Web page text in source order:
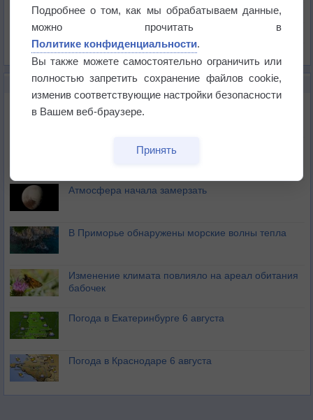
Осадки
Облачность
Список всех карт
НОВОЕ О ПОГОДЕ
Космическая погода и транспорт
Приложение построит маршрут через тень
Атмосфера начала замерзать
В Приморье обнаружены морские волны тепла
Изменение климата повлияло на ареал обитания
бабочек
Погода в Екатеринбурге 6 августа
Погода в Краснодаре 6 августа
Подробнее о том, как мы обрабатываем данные,
можно прочитать в
Политике конфиденциальности.
Вы также можете самостоятельно ограничить или
полностью запретить сохранение файлов cookie,
изменив соответствующие настройки безопасности
в Вашем веб-браузере.
Принять